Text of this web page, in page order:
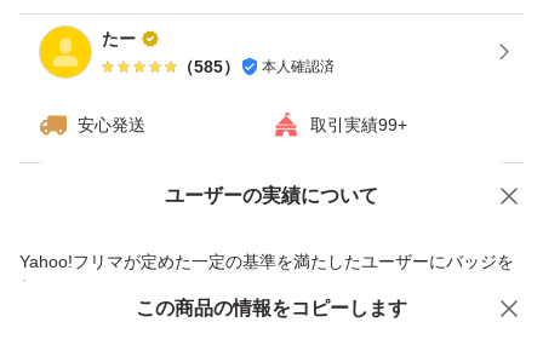
【賞味期限】
精米すると約2ヶ月以内に食べることが推奨されていま
ご覧いただきありがとうございます。
銘柄...とちぎの星
たー
（585） 本人確認済
安心発送 取引実績99+
ユーザーの実績について
Yahoo!フリマが定めた一定の基準を満たしたユーザーにバッジを
付与しています
価格の相談 商品への質問
この商品の情報をコピーします
この商品をみている人にオススメ